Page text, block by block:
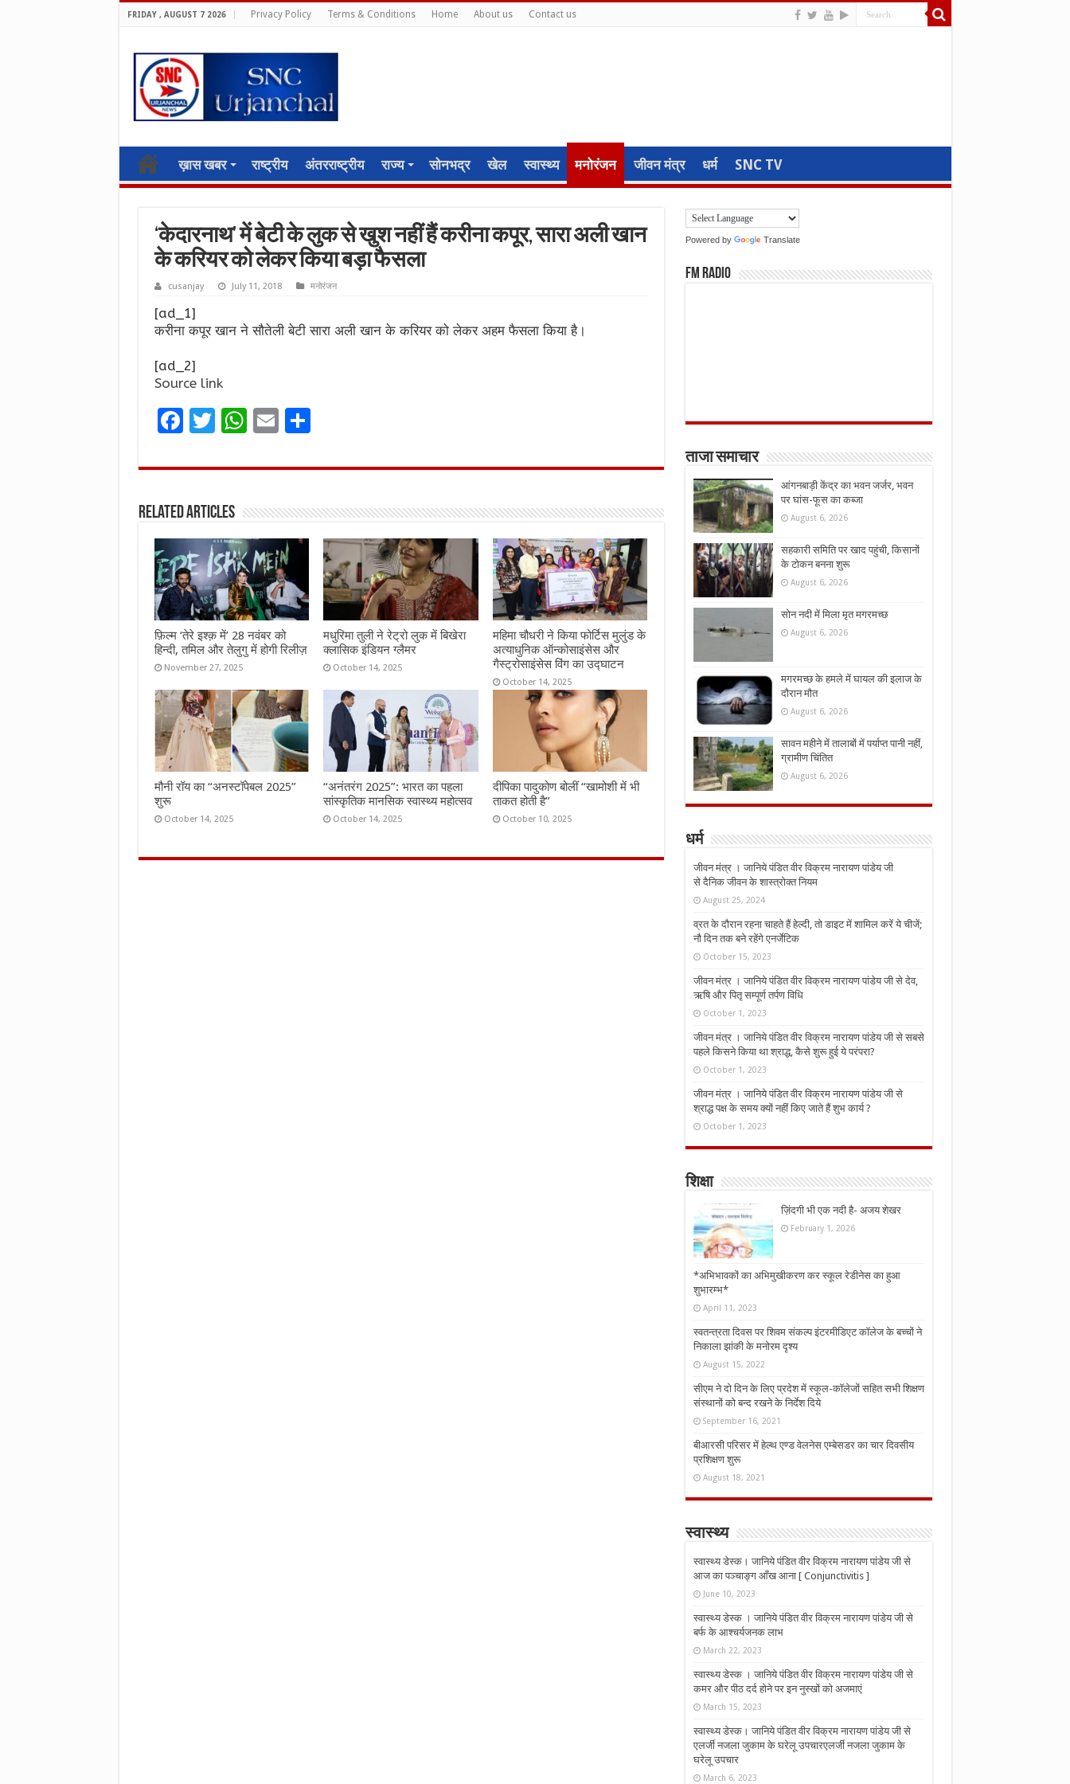
FRIDAY , AUGUST 7 2026 Privacy Policy Terms & Conditions Home About us Contact us
ख़ास खबर राष्ट्रीय अंतरराष्ट्रीय राज्य सोनभद्र खेल स्वास्थ्य मनोरंजन जीवन मंत्र धर्म SNC TV
‘केदारनाथ’ में बेटी के लुक से खुश नहीं हैं करीना कपूर, सारा अली खान
के करियर को लेकर किया बड़ा फैसला
cusanjay July 11, 2018 मनोरंजन
[ad_1]
करीना कपूर खान ने सौतेली बेटी सारा अली खान के करियर को लेकर अहम फैसला किया है।
[ad_2]
Source link
F
ce
o
o
k
T
it
r
W
at
A
p
p
E
ai
S
ar
Related Articles
फ़िल्म ‘तेरे इश्क़ में’ 28 नवंबर को
हिन्दी, तमिल और तेलुगु में होगी रिलीज़
November 27, 2025
मधुरिमा तुली ने रेट्रो लुक में बिखेरा
क्लासिक इंडियन ग्लैमर
October 14, 2025
महिमा चौधरी ने किया फोर्टिस मुलुंड के
अत्याधुनिक ऑन्कोसाइंसेस और
गैस्ट्रोसाइंसेस विंग का उद्घाटन
October 14, 2025
मौनी रॉय का “अनस्टॉपेबल 2025”
शुरू
October 14, 2025
“अनंतरंग 2025”: भारत का पहला
सांस्कृतिक मानसिक स्वास्थ्य महोत्सव
October 14, 2025
दीपिका पादुकोण बोलीं “खामोशी में भी
ताकत होती है”
October 10, 2025
Powered by Translate
FM Radio
ताजा समाचार
आंगनबाड़ी केंद्र का भवन जर्जर, भवन
पर घांस-फूस का कब्जा
August 6, 2026
सहकारी समिति पर खाद पहुंची, किसानों
के टोकन बनना शुरू
August 6, 2026
सोन नदी में मिला मृत मगरमच्छ
August 6, 2026
मगरमच्छ के हमले में घायल की इलाज के
दौरान मौत
August 6, 2026
सावन महीने में तालाबों में पर्याप्त पानी नहीं,
ग्रामीण चिंतित
August 6, 2026
धर्म
जीवन मंत्र । जानिये पंडित वीर विक्रम नारायण पांडेय जी
से दैनिक जीवन के शास्त्रोक्त नियम
August 25, 2024
व्रत के दौरान रहना चाहते हैं हेल्दी, तो डाइट में शामिल करें ये चीजें;
नौ दिन तक बने रहेंगे एनर्जेटिक
October 15, 2023
जीवन मंत्र । जानिये पंडित वीर विक्रम नारायण पांडेय जी से देव,
ऋषि और पितृ सम्पूर्ण तर्पण विधि
October 1, 2023
जीवन मंत्र । जानिये पंडित वीर विक्रम नारायण पांडेय जी से सबसे
पहले किसने किया था श्राद्ध, कैसे शुरू हुई ये परंपरा?
October 1, 2023
जीवन मंत्र । जानिये पंडित वीर विक्रम नारायण पांडेय जी से
श्राद्ध पक्ष के समय क्यों नहीं किए जाते हैं शुभ कार्य ?
October 1, 2023
शिक्षा
ज़िंदगी भी एक नदी है- अजय शेखर
February 1, 2026
*अभिभावकों का अभिमुखीकरण कर स्कूल रेडीनेस का हुआ
शुभारम्भ*
April 11, 2023
स्वतन्त्रता दिवस पर शिवम संकल्प इंटरमीडिएट कॉलेज के बच्चों ने
निकाला झांकी के मनोरम दृश्य
August 15, 2022
सीएम ने दो दिन के लिए प्रदेश में स्कूल-कॉलेजों सहित सभी शिक्षण
संस्थानों को बन्द रखने के निर्देश दिये
September 16, 2021
बीआरसी परिसर में हेल्थ एण्ड वेलनेस एम्बेसडर का चार दिवसीय
प्रशिक्षण शुरू
August 18, 2021
स्वास्थ्य
स्वास्थ्य डेस्क। जानिये पंडित वीर विक्रम नारायण पांडेय जी से
आज का पञ्चाङ्ग आँख आना [ Conjunctivitis ]
June 10, 2023
स्वास्थ्य डेस्क । जानिये पंडित वीर विक्रम नारायण पांडेय जी से
बर्फ के आश्चर्यजनक लाभ
March 22, 2023
स्वास्थ्य डेस्क । जानिये पंडित वीर विक्रम नारायण पांडेय जी से
कमर और पीठ दर्द होने पर इन नुस्‍खों को अजमाएं
March 15, 2023
स्वास्थ्य डेस्क। जानिये पंडित वीर विक्रम नारायण पांडेय जी से
एलर्जी नजला जुकाम के घरेलू उपचारएलर्जी नजला जुकाम के
घरेलू उपचार
March 6, 2023